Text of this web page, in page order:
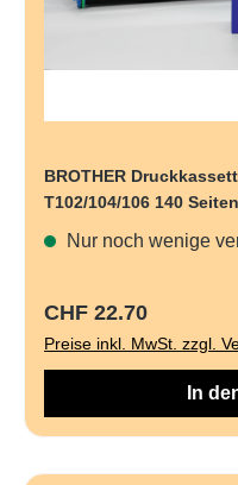
BROTHER
T102/104/106 140 Seiten
Nur noch wenige
Regulärer Preis:
CHF 22.70
Preise inkl. MwSt. zzgl.
In